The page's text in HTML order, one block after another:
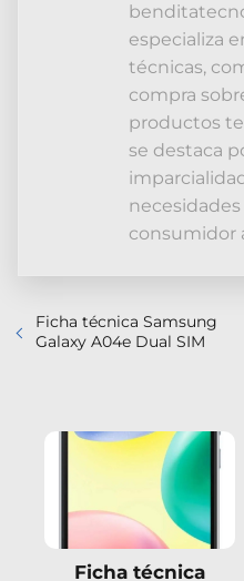
especializa
técnicas,
compra
productos
se destaca
necesidades
consumidor
Ficha técnica Samsung
Galaxy A04e Dual SIM
Ficha técnica